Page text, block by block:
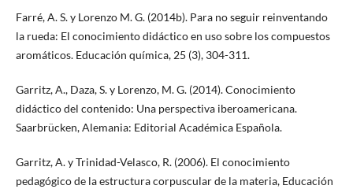
Farré, A. S. y Lorenzo M. G. (2014b). Para no seguir reinventando
la rueda: El conocimiento didáctico en uso sobre los compuestos
aromáticos. Educación química, 25 (3), 304-311.
Garritz, A., Daza, S. y Lorenzo, M. G. (2014). Conocimiento
didáctico del contenido: Una perspectiva iberoamericana.
Saarbrücken, Alemania: Editorial Académica Española.
Garritz, A. y Trinidad-Velasco, R. (2006). El conocimiento
pedagógico de la estructura corpuscular de la materia, Educación